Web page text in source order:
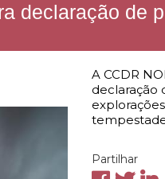
declaração de
A CCDR
declaração
Partilhar